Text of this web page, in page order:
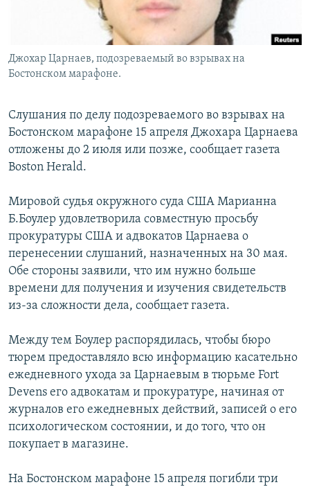
Джохар Царнаев, подозреваемый во взрывах на
Бостонском марафоне.
Слушания по делу подозреваемого во взрывах на
Бостонском марафоне 15 апреля Джохара Царнаева
отложены до 2 июля или позже, сообщает газета
Boston Herald.
Мировой судья окружного суда США Марианна
Б.Боулер удовлетворила совместную просьбу
прокуратуры США и адвокатов Царнаева о
перенесении слушаний, назначенных на 30 мая.
Обе стороны заявили, что им нужно больше
времени для получения и изучения свидетельств
из-за сложности дела, сообщает газета.
Между тем Боулер распорядилась, чтобы бюро
тюрем предоставляло всю информацию касательно
ежедневного ухода за Царнаевым в тюрьме Fort
Devens его адвокатам и прокуратуре, начиная от
журналов его ежедневных действий, записей о его
психологическом состоянии, и до того, что он
покупает в магазине.
На Бостонском марафоне 15 апреля погибли три